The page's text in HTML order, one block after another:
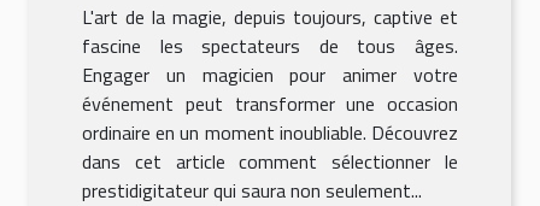
L'art de la magie, depuis toujours, captive et
fascine les spectateurs de tous âges.
Engager un magicien pour animer votre
événement peut transformer une occasion
ordinaire en un moment inoubliable. Découvrez
dans cet article comment sélectionner le
prestidigitateur qui saura non seulement...